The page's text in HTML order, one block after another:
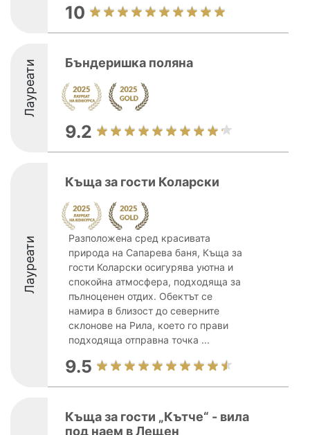
10
Лауреати Бъндеришка поляна
9.2
Лауреати
Къща за гости Коларски
Разположена сред красивата
природа на Сапарева баня, Къща за
гости Коларски осигурява уютна и
спокойна атмосфера, подходяща за
пълноценен отдих. Обектът се
намира в близост до северните
склонове на Рила, което го прави
подходяща отправна точка ...
9.5
Къща за гости „Кътче“ - вила
под наем в Лещен